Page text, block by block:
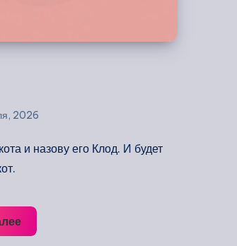
2026
и назову его Клод. И будет
Вот